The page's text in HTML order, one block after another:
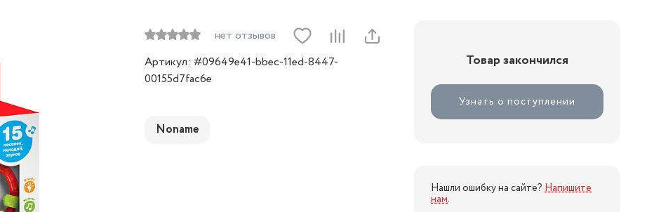
нет отзывов
Артикул: #09649e41-bbec-11ed-8447-
00155d7fac6e
Noname
Товар закончился
Узнать о поступлении
Нашли ошибку на сайте? Напишите
нам.